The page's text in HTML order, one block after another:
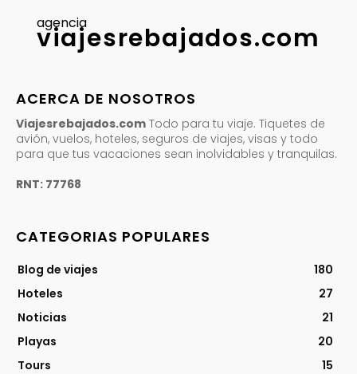
agencia
viajesrebajados.com
ACERCA DE NOSOTROS
Viajesrebajados.com Todo para tu viaje. Tiquetes de
avión, vuelos, hoteles, seguros de viajes, visas y todo
para que tus vacaciones sean inolvidables y tranquilas.
RNT: 77768
CATEGORIAS POPULARES
Blog de viajes
180
Hoteles
27
Noticias
21
Playas
20
Tours
15